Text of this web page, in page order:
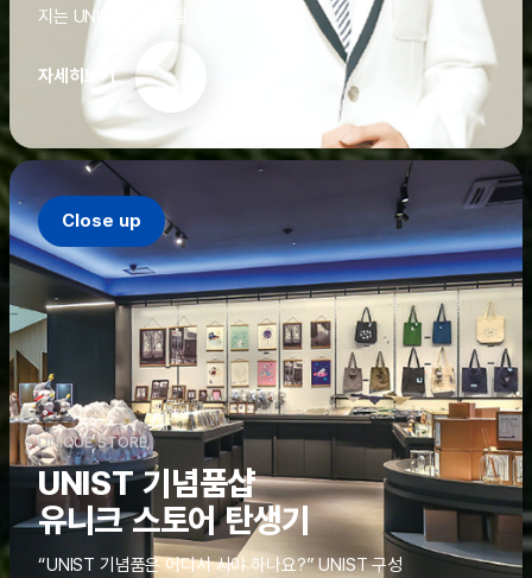
지는 UNIST의 디테일
자세히보기
Close up
UNIQUE STORE
UNIST 기념품샵
유니크 스토어 탄생기
“UNIST 기념품은 어디서 사야 하나요?” UNIST 구성